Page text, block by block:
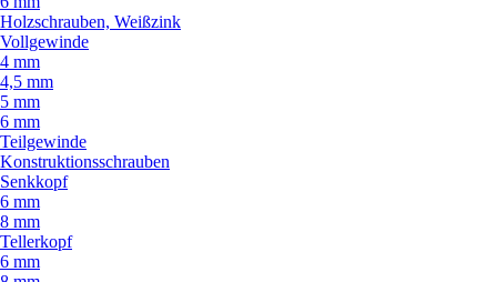
Holzschrauben, Weißzink
Vollgewinde
4 mm
4,5 mm
5 mm
6 mm
Teilgewinde
Konstruktionsschrauben
Senkkopf
6 mm
8 mm
Tellerkopf
6 mm